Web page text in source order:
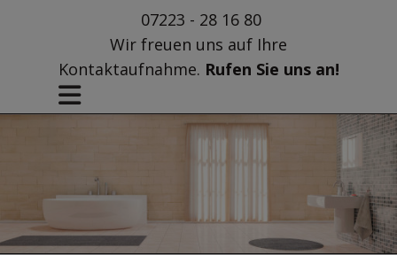
07223 - 28 16 80
Wir freuen uns auf Ihre
Kontaktaufnahme. Rufen Sie uns an!